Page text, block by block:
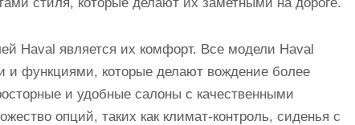
Haval является их комфорт. Все модели Haval
и функциями, которые делают вождение более
и удобные салоны с качественными
опций, таких как климат-контроль, сиденья с